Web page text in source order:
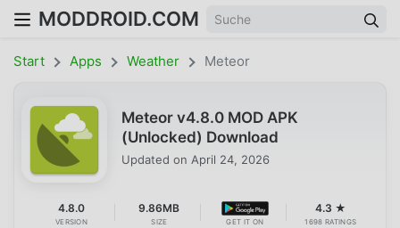
MODDROID.COM
Start Apps Weather Meteor
Meteor v4.8.0 MOD APK
(Unlocked) Download
Updated on April 24, 2026
4.8.0
VERSION
9.86MB
SIZE GET IT ON
4.3 ★
1698 RATINGS